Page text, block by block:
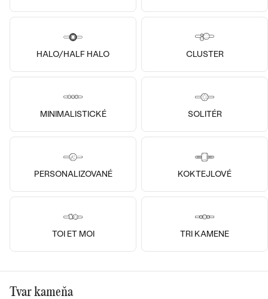
HALO/HALF HALO CLUSTER
MINIMALISTICKÉ SOLITÉR
PERSONALIZOVANÉ KOKTEJLOVÉ
TOI ET MOI TRI KAMENE
Tvar kameňa
14k
od € 3 489
14k biele zlato, Lab-grown zafír
od € 899